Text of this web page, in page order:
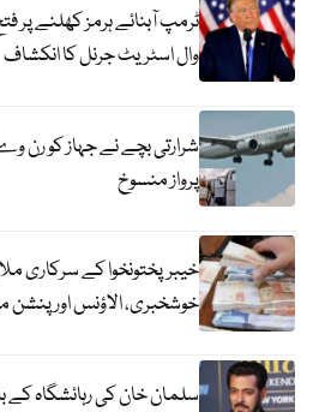
ٹرمپ آبنائے ہرمز کھلنے پر
وال اسٹریٹ جرنل کا انکشاف
شرارتی بچے نے جہاز کو رن
پرواز منسوخ
خیبرپختونخوا کے سرکاری
خوشخبری، الاؤنس اور پنشن
سلمان خان کی رہائشگاہ کے